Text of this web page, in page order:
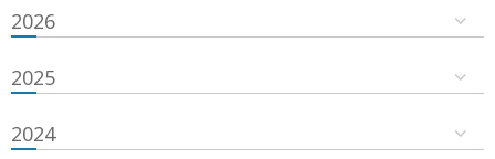
2026
2025
2024